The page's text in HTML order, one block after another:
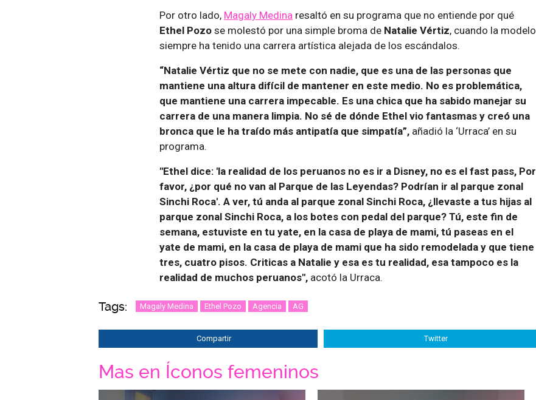
Por otro lado, Magaly Medina resaltó en su programa que no entiende por qué
Ethel Pozo se molestó por una simple broma de Natalie Vértiz, cuando la modelo
siempre ha tenido una carrera artística alejada de los escándalos.
“Natalie Vértiz que no se mete con nadie, que es una de las personas que
mantiene una altura difícil de mantener en este medio. No es problemática,
que mantiene una carrera impecable. Es una chica que ha sabido manejar su
carrera de una manera limpia. No sé de dónde Ethel vio fantasmas y creó una
bronca que le ha traído más antipatía que simpatía”, añadió la ‘Urraca’ en su
programa.
"Ethel dice: 'la realidad de los peruanos no es ir a Disney, no es el fast pass, Por
favor, ¿por qué no van al Parque de las Leyendas? Podrían ir al parque zonal
Sinchi Roca'. A ver, tú anda al parque zonal Sinchi Roca, ¿llevaste a tus hijas al
parque zonal Sinchi Roca, a los botes con pedal del parque? Tú, este fin de
semana, estuviste en tu yate, en la casa de playa de mami, tú paseas en el
yate de mami, en la casa de playa de mami que ha sido remodelada y que tiene
tres, cuatro pisos. Criticas a Natalie y esa es tu realidad, esa tampoco es la
realidad de muchos peruanos", acotó la Urraca.
Tags: Magaly Medina Ethel Pozo Agencia AG
Compartir Twitter
Mas en Íconos femeninos